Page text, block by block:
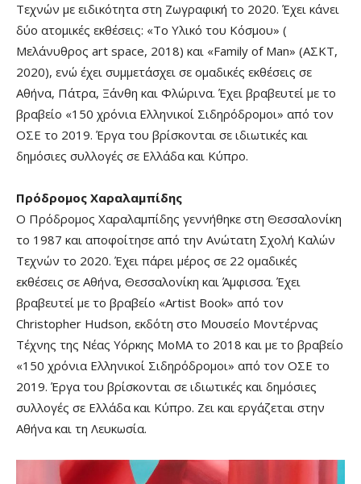
Τεχνών με ειδικότητα στη Ζωγραφική το 2020. Έχει κάνει
δύο ατομικές εκθέσεις: «Το Υλικό του Κόσμου» (
Μελάνυθρος art space, 2018) και «Family of Man» (ΑΣΚΤ,
2020), ενώ έχει συμμετάσχει σε ομαδικές εκθέσεις σε
Αθήνα, Πάτρα, Ξάνθη και Φλώρινα. Έχει βραβευτεί με το
βραβείο «150 χρόνια Ελληνικοί Σιδηρόδρομοι» από τον
ΟΣΕ το 2019. Έργα του βρίσκονται σε ιδιωτικές και
δημόσιες συλλογές σε Ελλάδα και Κύπρο.
Πρόδρομος Χαραλαμπίδης
Ο Πρόδρομος Χαραλαμπίδης γεννήθηκε στη Θεσσαλονίκη
το 1987 και αποφοίτησε από την Ανώτατη Σχολή Καλών
Τεχνών το 2020. Έχει πάρει μέρος σε 22 ομαδικές
εκθέσεις σε Αθήνα, Θεσσαλονίκη και Άμφισσα. Έχει
βραβευτεί με το βραβείο «Artist Book» από τον
Christopher Hudson, εκδότη στο Μουσείο Μοντέρνας
Τέχνης της Νέας Υόρκης ΜοΜΑ το 2018 και με το βραβείο
«150 χρόνια Ελληνικοί Σιδηρόδρομοι» από τον ΟΣΕ το
2019. Έργα του βρίσκονται σε ιδιωτικές και δημόσιες
συλλογές σε Ελλάδα και Κύπρο. Ζει και εργάζεται στην
Αθήνα και τη Λευκωσία.